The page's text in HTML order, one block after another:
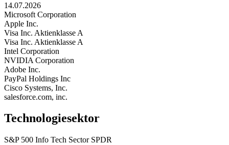
14.07.2026
Microsoft Corporation
Apple Inc.
Visa Inc. Aktienklasse A
Visa Inc. Aktienklasse A
Intel Corporation
NVIDIA Corporation
Adobe Inc.
PayPal Holdings Inc
Cisco Systems, Inc.
salesforce.com, inc.
Technologiesektor
S&P 500 Info Tech Sector SPDR